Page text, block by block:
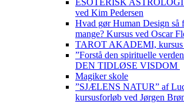
ESOTERISK
ved Kim Pedersen
Hvad gør Human Design så
mange? Kursus ved Oscar
TAROT AKADEMI, kursus
”Forstå den spirituelle
DEN TIDLØSE VISDOM
Magiker skole
”SJÆLENS NATUR” af
kursusforløb ved Jørgen